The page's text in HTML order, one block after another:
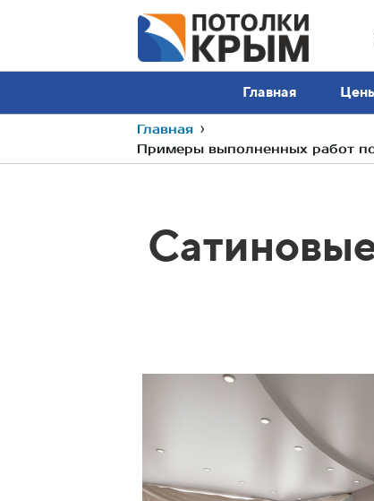
Главная
Главная ›
Примеры выполненных работ